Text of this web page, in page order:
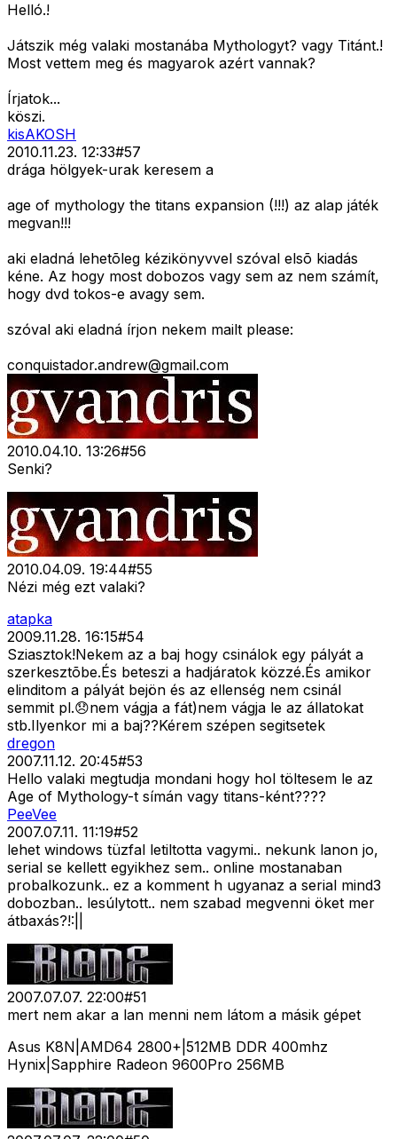
Helló.!
Játszik még valaki mostanába Mythologyt? vagy Titánt.!
Most vettem meg és magyarok azért vannak?
Írjatok...
köszi.
kisAKOSH
2010.11.23. 12:33#57
drága hölgyek-urak keresem a
age of mythology the titans expansion (!!!) az alap játék
megvan!!!
aki eladná lehetõleg kézikönyvvel szóval elsõ kiadás
kéne. Az hogy most dobozos vagy sem az nem számít,
hogy dvd tokos-e avagy sem.
szóval aki eladná írjon nekem mailt please:
conquistador.andrew@gmail.com
2010.04.10. 13:26#56
Senki?
2010.04.09. 19:44#55
Nézi még ezt valaki?
atapka
2009.11.28. 16:15#54
Sziasztok!Nekem az a baj hogy csinálok egy pályát a
szerkesztõbe.És beteszi a hadjáratok közzé.És amikor
elinditom a pályát bejön és az ellenség nem csinál
semmit pl.😞nem vágja a fát)nem vágja le az állatokat
stb.Ilyenkor mi a baj??Kérem szépen segitsetek
dregon
2007.11.12. 20:45#53
Hello valaki megtudja mondani hogy hol töltesem le az
Age of Mythology-t símán vagy titans-ként????
PeeVee
2007.07.11. 11:19#52
lehet windows tüzfal letiltotta vagymi.. nekunk lanon jo,
serial se kellett egyikhez sem.. online mostanaban
probalkozunk.. ez a komment h ugyanaz a serial mind3
dobozban.. lesúlytott.. nem szabad megvenni öket mer
átbaxás?!:||
2007.07.07. 22:00#51
mert nem akar a lan menni nem látom a másik gépet
Asus K8N|AMD64 2800+|512MB DDR 400mhz
Hynix|Sapphire Radeon 9600Pro 256MB